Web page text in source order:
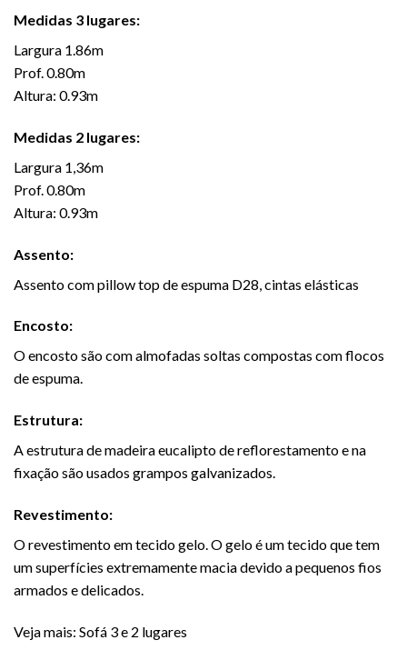
Medidas 3 lugares:
Largura 1.86m
Prof. 0.80m
Altura: 0.93m
Medidas 2 lugares:
Largura 1,36m
Prof. 0.80m
Altura: 0.93m
Assento:
Assento com pillow top de espuma D28, cintas elásticas
Encosto:
O encosto são com almofadas soltas compostas com flocos
de espuma.
Estrutura:
A estrutura de madeira eucalipto de reflorestamento e na
fixação são usados grampos galvanizados.
Revestimento:
O revestimento em tecido gelo. O gelo é um tecido que tem
um superfícies extremamente macia devido a pequenos fios
armados e delicados.
Veja mais: Sofá 3 e 2 lugares